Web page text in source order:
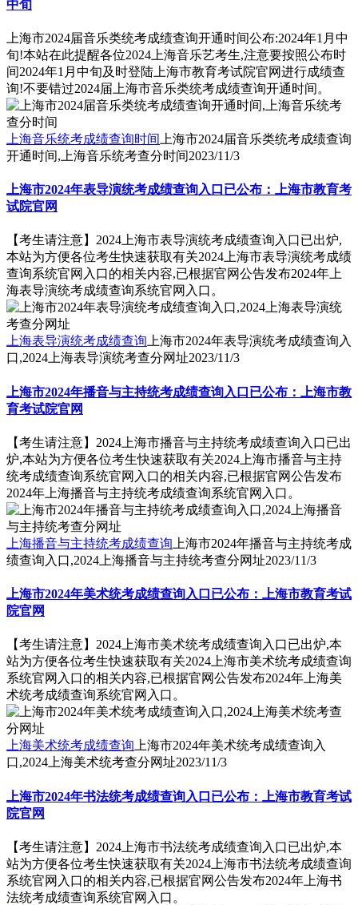
中旬
上海市2024届音乐类统考成绩查询开通时间公布:2024年1月中
旬!本站在此提醒各位2024上海音乐艺考生,注意要按照公布时
间2024年1月中旬及时登陆上海市教育考试院官网进行成绩查
询!不要错过2024届上海市音乐类统考成绩查询开通时间。
上海音乐统考成绩查询时间 上海市2024届音乐类统考成绩查询
开通时间,上海音乐统考查分时间2023/11/3
上海市2024年表导演统考成绩查询入口已公布：上海市教育考
试院官网
【考生请注意】2024上海市表导演统考成绩查询入口已出炉,
本站为方便各位考生快速获取有关2024上海市表导演统考成绩
查询系统官网入口的相关内容,已根据官网公告发布2024年上
海表导演统考成绩查询系统官网入口。
上海表导演统考成绩查询上海市2024年表导演统考成绩查询入
口,2024上海表导演统考查分网址2023/11/3
上海市2024年播音与主持统考成绩查询入口已公布：上海市教
育考试院官网
【考生请注意】2024上海市播音与主持统考成绩查询入口已出
炉,本站为方便各位考生快速获取有关2024上海市播音与主持
统考成绩查询系统官网入口的相关内容,已根据官网公告发布
2024年上海播音与主持统考成绩查询系统官网入口。
上海播音与主持统考成绩查询 上海市2024年播音与主持统考成
绩查询入口,2024上海播音与主持统考查分网址2023/11/3
上海市2024年美术统考成绩查询入口已公布：上海市教育考试
院官网
【考生请注意】2024上海市美术统考成绩查询入口已出炉,本
站为方便各位考生快速获取有关2024上海市美术统考成绩查询
系统官网入口的相关内容,已根据官网公告发布2024年上海美
术统考成绩查询系统官网入口。
上海美术统考成绩查询上海市2024年美术统考成绩查询入
口,2024上海美术统考查分网址2023/11/3
上海市2024年书法统考成绩查询入口已公布：上海市教育考试
院官网
【考生请注意】2024上海市书法统考成绩查询入口已出炉,本
站为方便各位考生快速获取有关2024上海市书法统考成绩查询
系统官网入口的相关内容,已根据官网公告发布2024年上海书
法统考成绩查询系统官网入口。